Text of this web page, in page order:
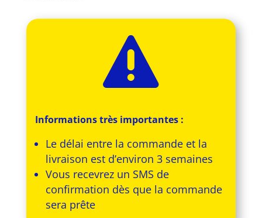

Informations très importantes :
Le délai entre la commande et la
livraison est d’environ 3 semaines
Vous recevrez un SMS de
confirmation dès que la commande
sera prête